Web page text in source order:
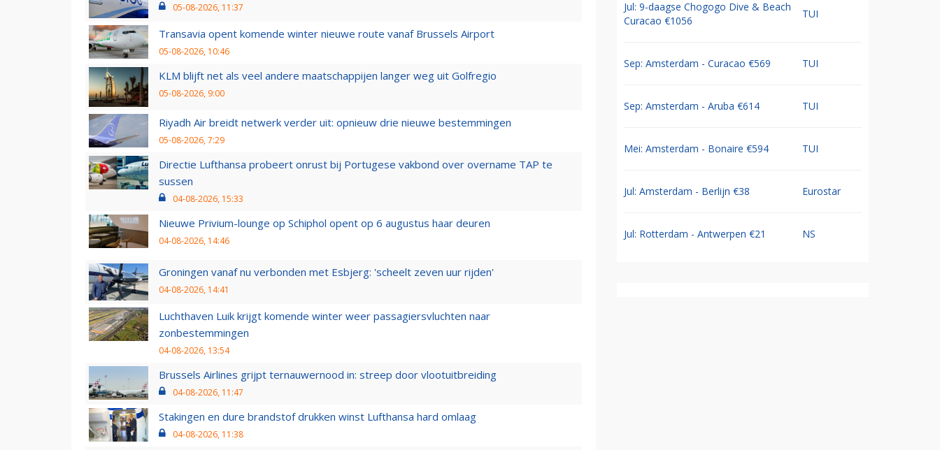
05-08-2026, 11:37
Transavia opent komende winter nieuwe route vanaf Brussels Airport
05-08-2026, 10:46
KLM blijft net als veel andere maatschappijen langer weg uit Golfregio
05-08-2026, 9:00
Riyadh Air breidt netwerk verder uit: opnieuw drie nieuwe bestemmingen
05-08-2026, 7:29
Directie Lufthansa probeert onrust bij Portugese vakbond over overname TAP te
sussen
04-08-2026, 15:33
Nieuwe Privium-lounge op Schiphol opent op 6 augustus haar deuren
04-08-2026, 14:46
Groningen vanaf nu verbonden met Esbjerg: 'scheelt zeven uur rijden'
04-08-2026, 14:41
Luchthaven Luik krijgt komende winter weer passagiersvluchten naar
zonbestemmingen
04-08-2026, 13:54
Brussels Airlines grijpt ternauwernood in: streep door vlootuitbreiding
04-08-2026, 11:47
Stakingen en dure brandstof drukken winst Lufthansa hard omlaag
04-08-2026, 11:38
Jul: 9-daagse Chogogo Dive & Beach
Curacao €1056
TUI
Sep: Amsterdam - Curacao €569 TUI
Sep: Amsterdam - Aruba €614 TUI
Mei: Amsterdam - Bonaire €594 TUI
Jul: Amsterdam - Berlijn €38 Eurostar
Jul: Rotterdam - Antwerpen €21 NS